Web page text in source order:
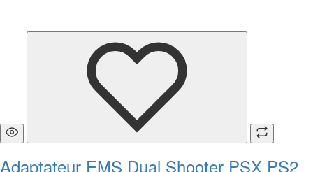
Adaptateur EMS Dual Shooter PSX PS2